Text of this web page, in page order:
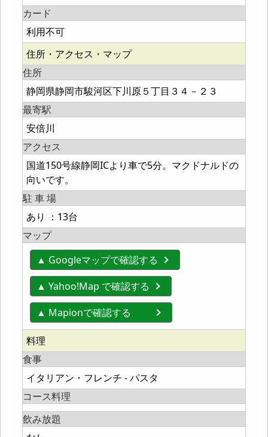
カード
利用不可
住所・アクセス・マップ
住所
静岡県静岡市駿河区下川原５丁目３４－２３
最寄駅
安倍川
アクセス
国道150号線静岡ICより車で5分。マクドナルドの
向いです。
駐 車 場
あり ：13台
マップ
▲ Googleマップで確認する
▲ Yahoo!Map で確認する
▲ Mapionで確認する
料理
食事
イタリアン・フレンチ - パスタ
コース料理
飲み放題